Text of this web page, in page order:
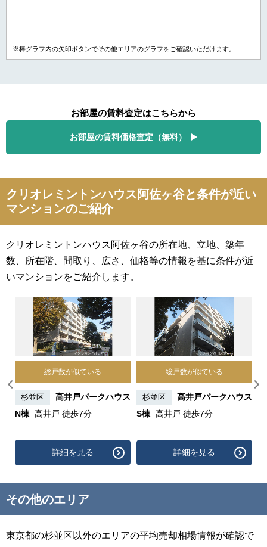
※棒グラフ内の矢印ボタンでその他エリアのグラフをご確認いただけます。
お部屋の賃料査定はこちらから
お部屋の賃料価格査定（無料）
クリオレミントンハウス阿佐ヶ谷と条件が近い
マンションのご紹介
クリオレミントンハウス阿佐ヶ谷の所在地、立地、築年
数、所在階、間取り、広さ、価格等の情報を基に条件が近
いマンションをご紹介します。
総戸数が似ている
杉並区
高井戸パークハウス
N棟 高井戸 徒歩7分
詳細を見る
総戸数が似ている
杉並区
高井戸パークハウス
S棟 高井戸 徒歩7分
詳細を見る
その他のエリア
東京都の杉並区以外のエリアの平均売却相場情報が確認で